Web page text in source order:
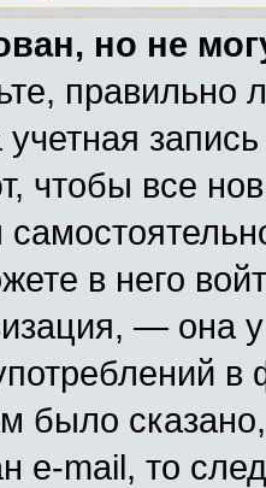
но не
правильно
чтобы все
в него
— она
было
e-mail, то